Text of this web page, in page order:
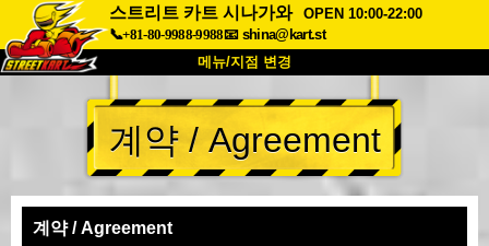
스트리트 카트 시나가와
OPEN 10:00-22:00
📞+81-80-9988-9988📧 shina@kart.st
메뉴/지점 변경
최상단
소개 사양 가격
회사 정보
계약 / Agreement
계약 / Agreement